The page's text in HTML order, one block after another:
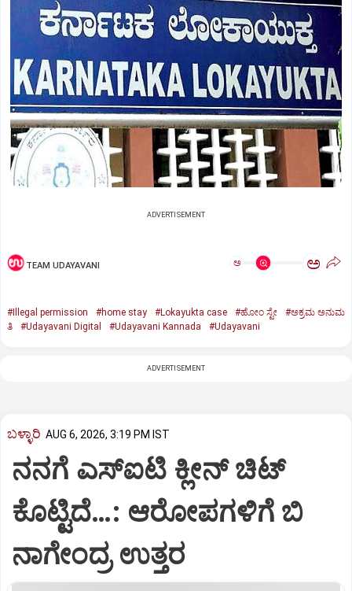
ADVERTISEMENT
TEAM UDAYAVANI ಅ ಅ
#Illegal permission #home stay #Lokayukta case #ಹೋಂ ಸ್ಟೇ
#ಅಕ್ರಮ ಅನುಮ
ತಿ
#Udayavani Digital #Udayavani Kannada #Udayavani
ADVERTISEMENT
ಬಳ್ಳಾರಿ AUG 6, 2026, 3:19 PM IST
ನನಗೆ ಎಸ್ಐಟಿ ಕ್ಲೀನ್ ಚಿಟ್
ಕೊಟ್ಟಿದೆ…: ಆರೋಪಗಳಿಗೆ ಬಿ
ನಾಗೇಂದ್ರ ಉತ್ತರ